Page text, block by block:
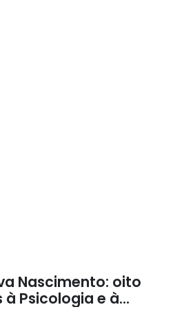
Nascimento: oito
Psicologia e à